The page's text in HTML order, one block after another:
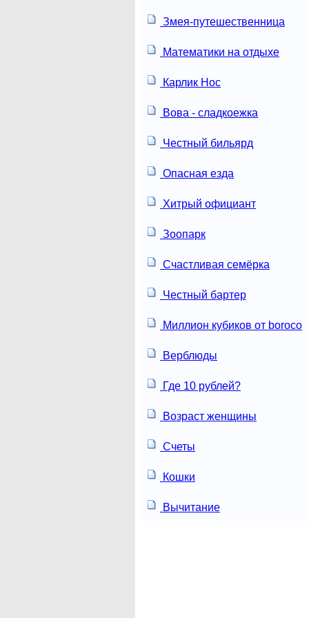
Змея-путешественница
Математики на отдыхе
Карлик Нос
Вова - сладкоежка
Честный бильярд
Опасная езда
Хитрый официант
Зоопарк
Счастливая семёрка
Честный бартер
Миллион кубиков от boroco
Верблюды
Где 10 рублей?
Возраст женщины
Счеты
Кошки
Вычитание